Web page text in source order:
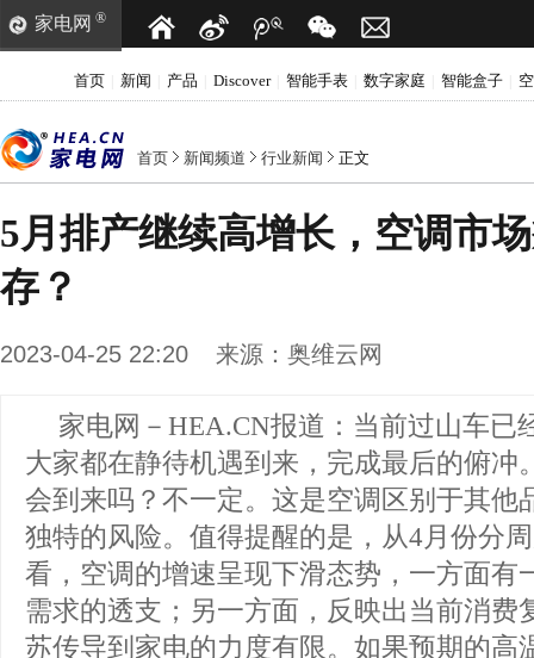
家电网 ®
首页 新闻 产品 Discover 智能手表 数字家庭 智能盒子
首页 新闻频道 行业新闻 正文
5月排产继续高增长，空调市
存？
2023-04-25 22:20 来源： 奥维云网
家电网－HEA.CN报道： 当前过山车已
大家都在静待机遇到来，完成最后的俯冲
会到来吗？不一定。这是空调区别于其他
独特的风险。值得提醒的是，从4月份分
看，空调的增速呈现下滑态势，一方面有
需求的透支；另一方面，反映出当前消费
苏传导到家电的力度有限。如果预期的高